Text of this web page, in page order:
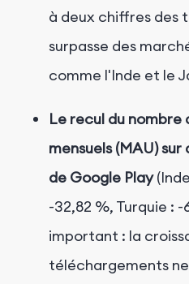
à deux chiffres des
surpasse des
comme l'Inde et le
Le recul du
mensuels (MAU)
de Google Play
-32,82 %, Turquie :
important : la
téléchargements